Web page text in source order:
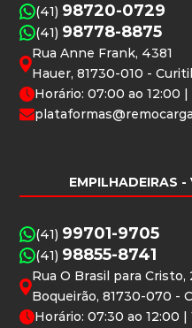
(41) 98720-0729
(41) 98778-8875
Rua Anne Frank, 4381
Hauer, 81730-010 -
Horário: 07:00 ao 12:00 |
EMPILHADEIRAS -
(41) 99701-9705
(41) 98855-8741
Rua O Brasil para Cristo,
Boqueirão, 81730-070 -
Horário: 07:30 ao 12:00 |